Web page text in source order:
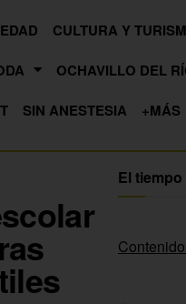
CULTURA Y
OCHAVILLO DEL
SIN ANESTESIA +MÁS
El